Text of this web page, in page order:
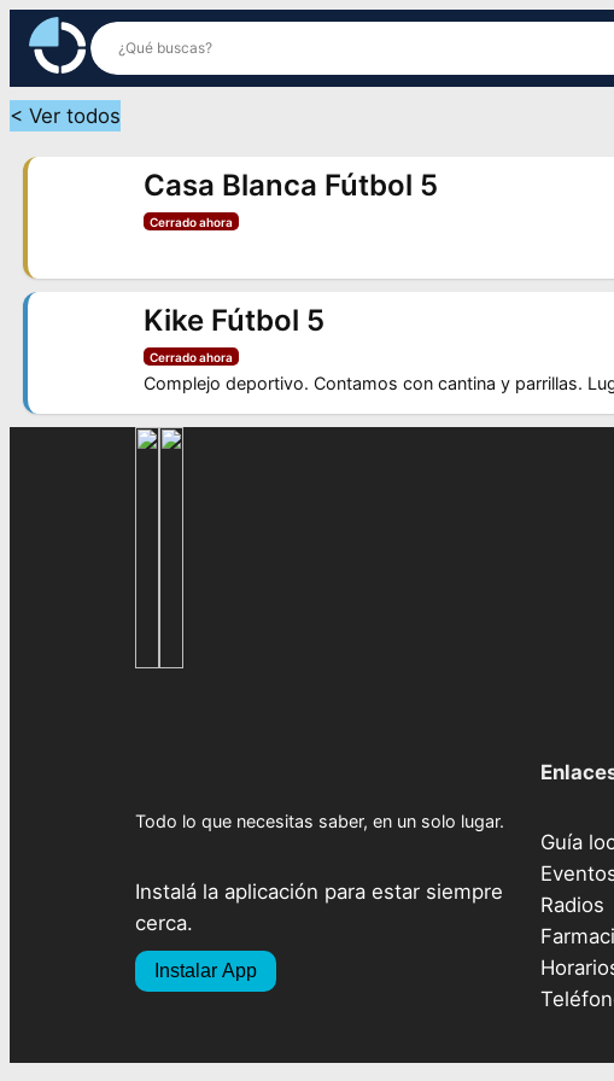
Saltar
contenido
< Ver todos
Casa Blanca Fútbol 5
Cerrado ahora
Kike Fútbol 5
Cerrado ahora
Complejo deportivo. Contamos con cantina y parrillas.
Todo lo que necesitas saber, en un solo lugar.
Instalá la aplicación para estar siempre
cerca.
Instalar App
Guía
Radios